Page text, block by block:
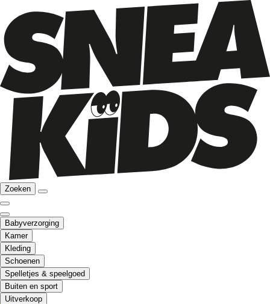
Zoeken
Babyverzorging
Kamer
Kleding
Schoenen
Spelletjes & speelgoed
Buiten en sport
Uitverkoop